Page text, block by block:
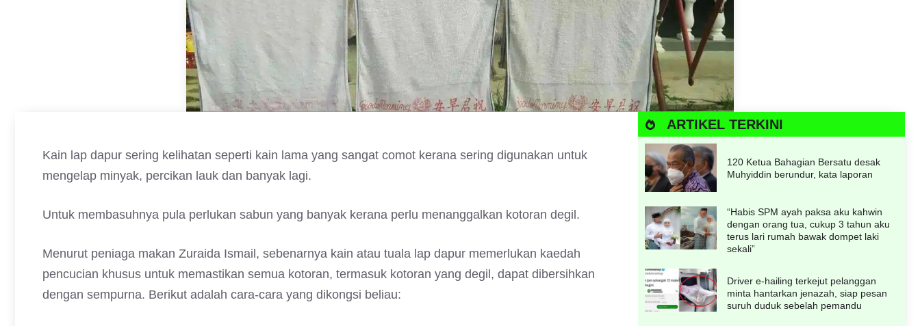
Kain lap dapur sering kelihatan seperti kain lama yang sangat comot kerana sering digunakan untuk
mengelap minyak, percikan lauk dan banyak lagi.
Untuk membasuhnya pula perlukan sabun yang banyak kerana perlu menanggalkan kotoran degil.
Menurut peniaga makan Zuraida Ismail, sebenarnya kain atau tuala lap dapur memerlukan kaedah
pencucian khusus untuk memastikan semua kotoran, termasuk kotoran yang degil, dapat dibersihkan
dengan sempurna. Berikut adalah cara-cara yang dikongsi beliau:
ARTIKEL TERKINI
120 Ketua Bahagian Bersatu desak
Muhyiddin berundur, kata laporan
“Habis SPM ayah paksa aku kahwin
dengan orang tua, cukup 3 tahun aku
terus lari rumah bawak dompet laki
sekali”
Driver e-hailing terkejut pelanggan
minta hantarkan jenazah, siap pesan
suruh duduk sebelah pemandu